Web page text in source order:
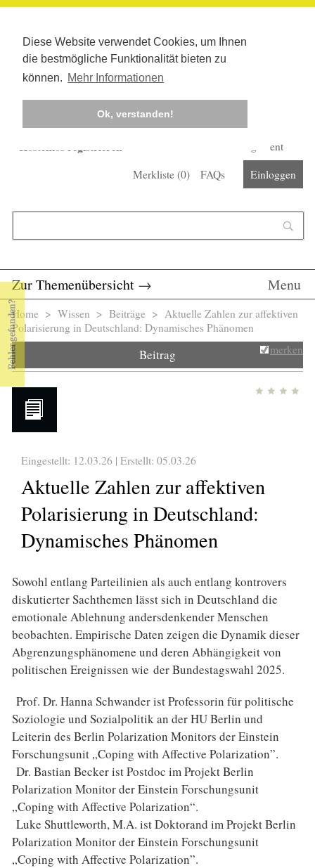
Diese Website verwendet Cookies, um Ihnen
die bestmögliche Funktionalität bieten zu
können. Mehr Informationen
Ok, verstanden!
Kostenlos registrieren
Corona-Management
Merkliste (0) FAQs Einloggen
Zur Themenübersicht → Menu
Sie sind hier
Home > Wissen > Beiträge > Aktuelle Zahlen zur affektiven
Polarisierung in Deutschland: Dynamisches Phänomen
Beitrag merken
Eingestellt: 12.03.26 | Erstellt: 05.03.26
Aktuelle Zahlen zur affektiven
Polarisierung in Deutschland:
Dynamisches Phänomen
Sowohl entlang Parteilinien als auch entlang kontrovers
diskutierter Sachthemen lässt sich in Deutschland die
emotionale Ablehnung andersdenkender Menschen
beobachten. Empirische Daten zeigen die Dynamik dieser
Abgrenzungsphänomene und deren Abhängigkeit von
politischen Ereignissen wie der Bundestagswahl 2025.
Prof. Dr. Hanna Schwander ist Professorin für politische
Soziologie und Sozialpolitik an der HU Berlin und
Leiterin des Berlin Polarization Monitors der Einstein
Forschungsunit „Coping with Affective Polarization”.
Dr. Bastian Becker ist Postdoc im Projekt Berlin
Polarization Monitor der Einstein Forschungsunit
„Coping with Affective Polarization“.
Luke Shuttleworth, M.A. ist Doktorand im Projekt Berlin
Polarization Monitor der Einstein Forschungsunit
„Coping with Affective Polarization”.